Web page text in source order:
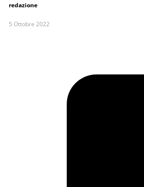
redazione
5 Ottobre 2022